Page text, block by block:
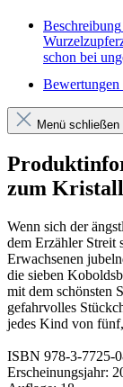
Beschreibung
schon bei
Bewertungen
Menü schließen
zum
Wenn sich der
dem Erzähler Streit
Erwachsenen
die sieben
mit dem schönsten
gefahrvolles
jedes Kind von fünf,
ISBN 978-3-7725-
Erscheinungsjahr: